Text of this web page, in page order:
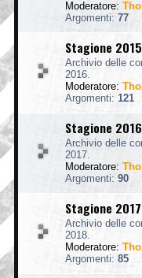
Moderatore:
Argomenti: 77
Stagione
Archivio delle
2016.
Moderatore:
Argomenti: 121
Stagione
Archivio delle
2017.
Moderatore:
Argomenti: 90
Stagione
Archivio delle
2018.
Moderatore:
Argomenti: 85